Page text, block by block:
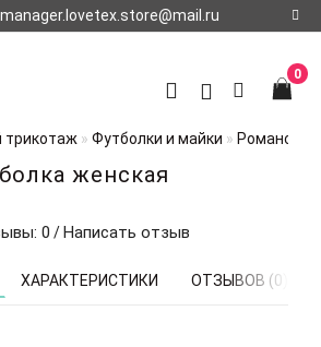
0
трикотаж Футболки и майки Романс
женская
0 /Написать отзыв
ХАРАКТЕРИСТИКИ ОТЗЫВОВ (0)